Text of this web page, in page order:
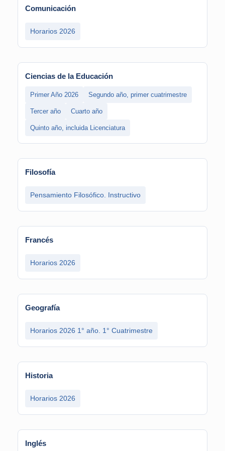
Comunicación
Horarios 2026
Ciencias de la Educación
Primer Año 2026 Segundo año, primer cuatrimestre
Tercer año Cuarto año
Quinto año, incluida Licenciatura
Filosofía
Pensamiento Filosófico. Instructivo
Francés
Horarios 2026
Geografía
Horarios 2026 1° año. 1° Cuatrimestre
Historia
Horarios 2026
Inglés